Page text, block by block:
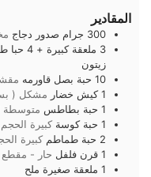
المقادير
300 جرام صدور دجاج
3 ملعقة كبيرة
زيتون
10 حبة بصل قاورمه
1 كيش خضار مشكل (
1 حبة بطاطس متوسطة
1 حبةكوسة كبيرة
2 حبة طماطم كبيرة
1 قرن فلفل حار - مقطع
1 ملعقة صغيرة ملح